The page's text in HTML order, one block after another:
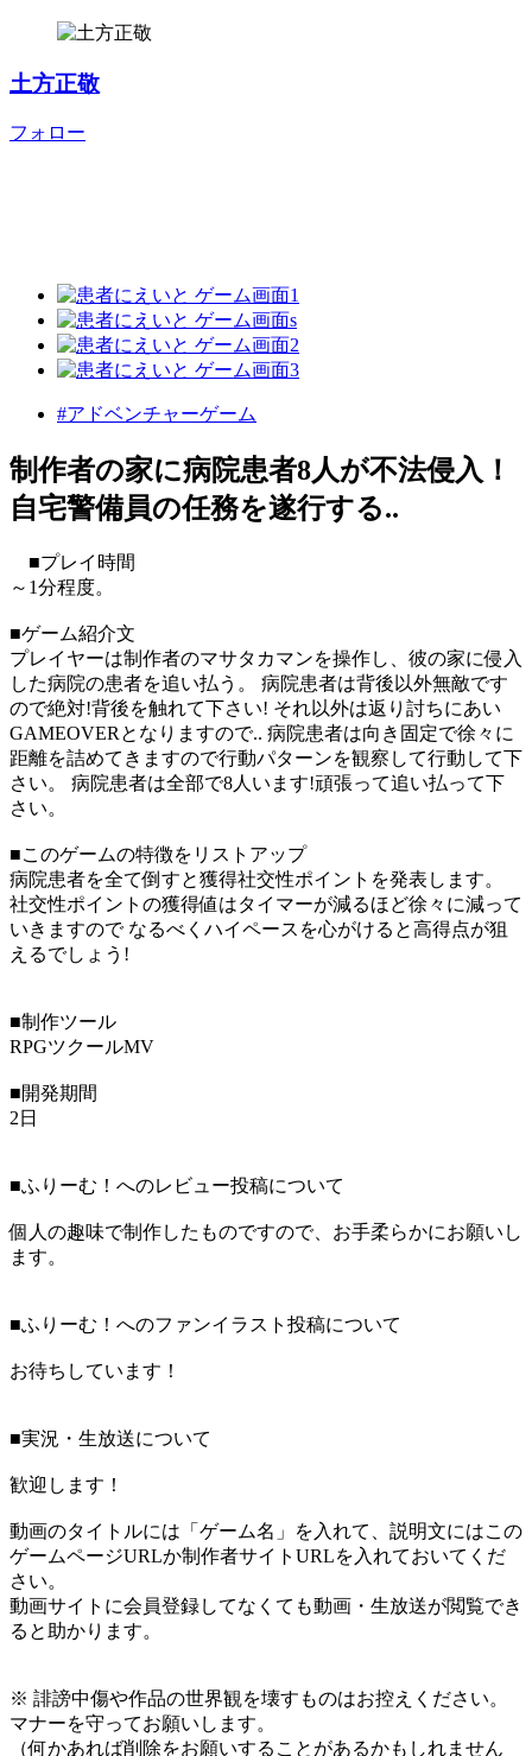
土方正敬
フォロー
#アドベンチャーゲーム
制作者の家に病院患者8人が不法侵入！
自宅警備員の任務を遂行する..
■プレイ時間
～1分程度。
■ゲーム紹介文
プレイヤーは制作者のマサタカマンを操作し、彼の家に侵入
した病院の患者を追い払う。 病院患者は背後以外無敵です
ので絶対!背後を触れて下さい! それ以外は返り討ちにあい
GAMEOVERとなりますので.. 病院患者は向き固定で徐々に
距離を詰めてきますので行動パターンを観察して行動して下
さい。 病院患者は全部で8人います!頑張って追い払って下
さい。
■このゲームの特徴をリストアップ
病院患者を全て倒すと獲得社交性ポイントを発表します。
社交性ポイントの獲得値はタイマーが減るほど徐々に減って
いきますので なるべくハイペースを心がけると高得点が狙
えるでしょう!
■制作ツール
RPGツクールMV
■開発期間
2日
■ふりーむ！へのレビュー投稿について
個人の趣味で制作したものですので、お手柔らかにお願いし
ます。
■ふりーむ！へのファンイラスト投稿について
お待ちしています！
■実況・生放送について
歓迎します！
動画のタイトルには「ゲーム名」を入れて、説明文にはこの
ゲームページURLか制作者サイトURLを入れておいてくだ
さい。
動画サイトに会員登録してなくても動画・生放送が閲覧でき
ると助かります。
※ 誹謗中傷や作品の世界観を壊すものはお控えください。
マナーを守ってお願いします。
（何かあれば削除をお願いすることがあるかもしれません